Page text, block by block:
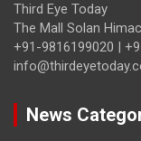
Third Eye Today
The Mall Solan
+91-9816199020 |
News